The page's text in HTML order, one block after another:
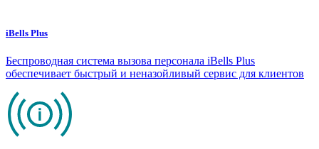
iBells Plus
Беспроводная система вызова персонала iBells Plus
обеспечивает быстрый и неназойливый сервис для клиентов